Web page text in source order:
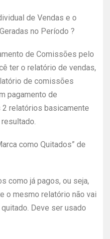
de Vendas e o
no Período ?
de Comissões pelo
ter o relatório de vendas,
de comissões
pagamento de
relatórios basicamente
como Quitados” de
como já pagos, ou seja,
o mesmo relatório não vai
Deve ser usado